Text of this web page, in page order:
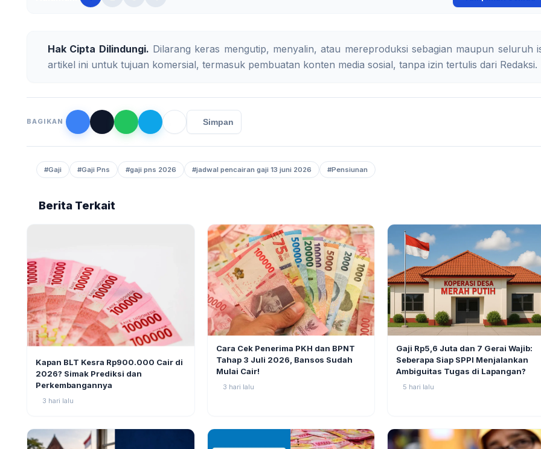
Hak Cipta Dilindungi. Dilarang keras mengutip, menyalin, atau mereproduksi sebagian maupun seluruh
artikel ini untuk tujuan komersial, termasuk pembuatan konten media sosial, tanpa izin tertulis dari Redaksi.
BAGIKAN Simpan
#Gaji #Gaji Pns #gaji pns 2026 #jadwal pencairan gaji 13 juni 2026 #Pensiunan
Berita Terkait
Kapan BLT Kesra Rp900.000 Cair di
2026? Simak Prediksi dan
Perkembangannya
3 hari lalu
Cara Cek Penerima PKH dan BPNT
Tahap 3 Juli 2026, Bansos Sudah
Mulai Cair!
3 hari lalu
Gaji Rp5,6 Juta dan 7 Gerai Wajib:
Seberapa Siap SPPI Menjalankan
Ambiguitas Tugas di Lapangan?
5 hari lalu